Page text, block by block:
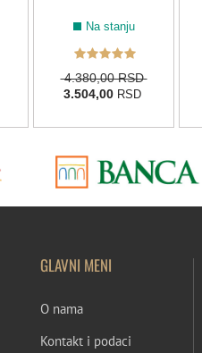
Na stanju
4.380,00 RSD
3.504,00 RSD
GLAVNI MENI
O nama
Kontakt i podaci